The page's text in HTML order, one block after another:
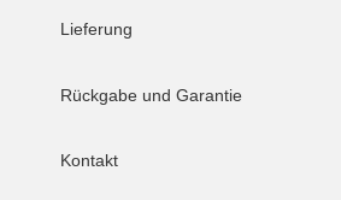
Lieferung
Rückgabe und Garantie
Kontakt